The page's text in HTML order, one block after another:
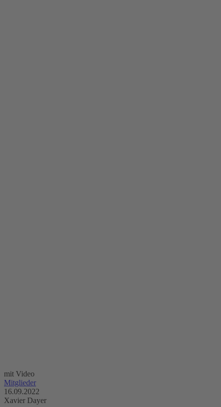
mit Video
Mitglieder
16.09.2022
Xavier Dayer